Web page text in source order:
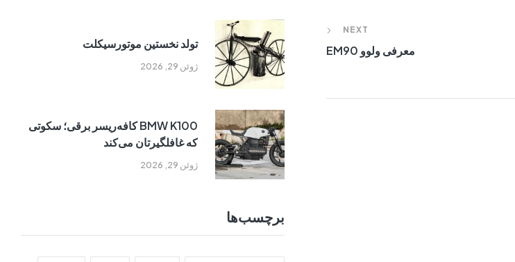
NEXT
معرفی ولوو EM90
ژوئن 29, 2026
تولد نخستین موتورسیکلت
ژوئن 29, 2026
BMW K100 کافه‌ریسر برقی؛ سکوتی
که غافلگیرتان می‌کند
برچسب‌ها